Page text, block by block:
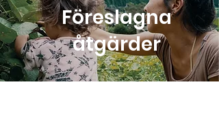
Föreslagna
åtgärder